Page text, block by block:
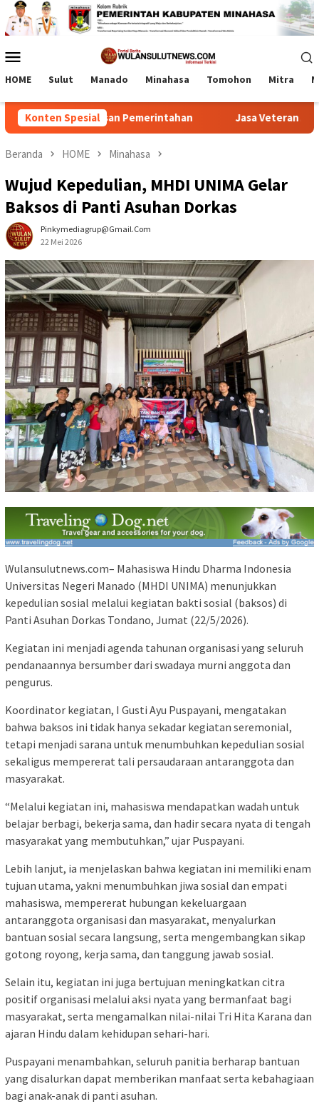
Loncat
ke
konten
Mobile
HOME Sulut Manado Minahasa Tomohon Mitra
Konten Spesial
Pengawasan Pemerintahan Jasa Veteran Abadi,
Beranda HOME Minahasa
Wujud Kepedulian, MHDI UNIMA Gelar
Baksos di Panti Asuhan Dorkas
Pinkymediagrup@gmail.com
22 Mei 2026
Wulansulutnews.com– Mahasiswa Hindu Dharma Indonesia
Universitas Negeri Manado (MHDI UNIMA) menunjukkan
kepedulian sosial melalui kegiatan bakti sosial (baksos) di
Panti Asuhan Dorkas Tondano, Jumat (22/5/2026).
Kegiatan ini menjadi agenda tahunan organisasi yang seluruh
pendanaannya bersumber dari swadaya murni anggota dan
pengurus.
Koordinator kegiatan, I Gusti Ayu Puspayani, mengatakan
bahwa baksos ini tidak hanya sekadar kegiatan seremonial,
tetapi menjadi sarana untuk menumbuhkan kepedulian sosial
sekaligus mempererat tali persaudaraan antaranggota dan
masyarakat.
“Melalui kegiatan ini, mahasiswa mendapatkan wadah untuk
belajar berbagi, bekerja sama, dan hadir secara nyata di tengah
masyarakat yang membutuhkan,” ujar Puspayani.
Lebih lanjut, ia menjelaskan bahwa kegiatan ini memiliki enam
tujuan utama, yakni menumbuhkan jiwa sosial dan empati
mahasiswa, mempererat hubungan kekeluargaan
antaranggota organisasi dan masyarakat, menyalurkan
bantuan sosial secara langsung, serta mengembangkan sikap
gotong royong, kerja sama, dan tanggung jawab sosial.
Selain itu, kegiatan ini juga bertujuan meningkatkan citra
positif organisasi melalui aksi nyata yang bermanfaat bagi
masyarakat, serta mengamalkan nilai-nilai Tri Hita Karana dan
ajaran Hindu dalam kehidupan sehari-hari.
Puspayani menambahkan, seluruh panitia berharap bantuan
yang disalurkan dapat memberikan manfaat serta kebahagiaan
bagi anak-anak di panti asuhan.